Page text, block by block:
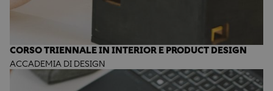
CORSO TRIENNALE IN INTERIOR E PRODUCT DESIGN
ACCADEMIA DI DESIGN